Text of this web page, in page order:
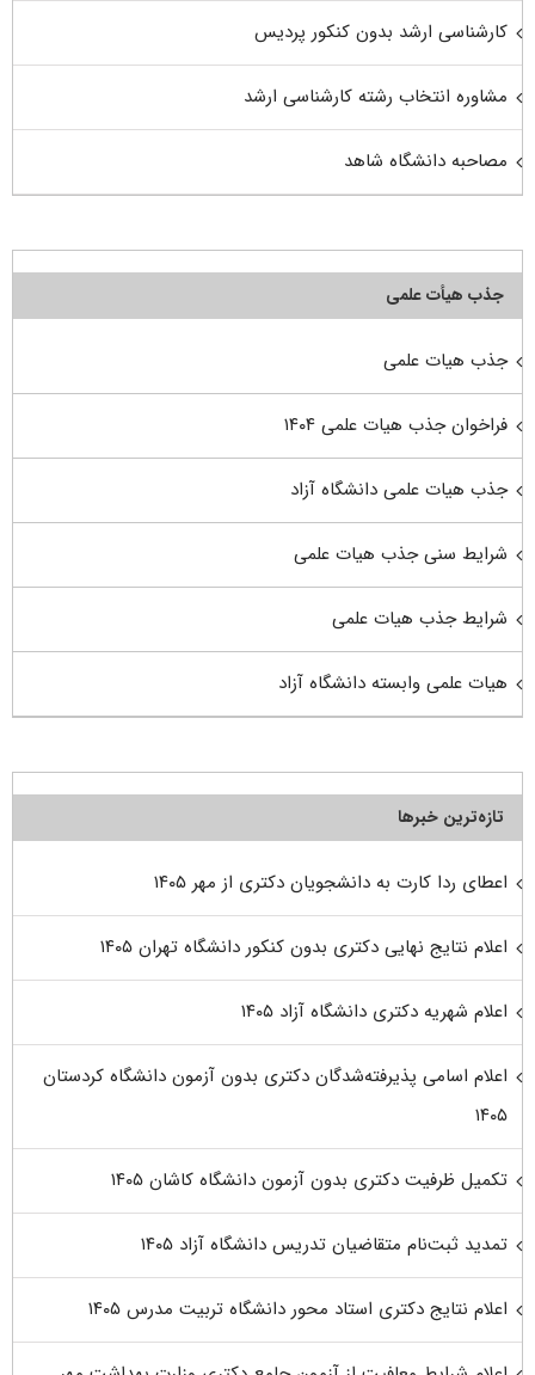
کارشناسی ارشد بدون کنکور پردیس
مشاوره انتخاب رشته کارشناسی ارشد
مصاحبه دانشگاه شاهد
جذب هیأت علمی
جذب هیات علمی
فراخوان جذب هیات علمی ۱۴۰۴
جذب هیات علمی دانشگاه آزاد
شرایط سنی جذب هیات علمی
شرایط جذب هیات علمی
هیات علمی وابسته دانشگاه آزاد
تازه‌ترین خبرها
اعطای ردا کارت به دانشجویان دکتری از مهر ۱۴۰۵
اعلام نتایج نهایی دکتری بدون کنکور دانشگاه تهران ۱۴۰۵
اعلام شهریه دکتری دانشگاه آزاد ۱۴۰۵
اعلام اسامی پذیرفته‌شدگان دکتری بدون آزمون دانشگاه کردستان
۱۴۰۵
تکمیل ظرفیت دکتری بدون آزمون دانشگاه کاشان ۱۴۰۵
تمدید ثبت‌نام متقاضیان تدریس دانشگاه آزاد ۱۴۰۵
اعلام نتایج دکتری استاد محور دانشگاه تربیت مدرس ۱۴۰۵